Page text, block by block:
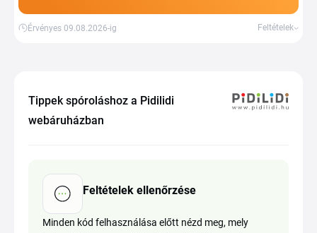
Érvényes 09.08.2026-ig Feltételek
Tippek spóroláshoz a Pidilidi
webáruházban
Feltételek ellenőrzése
Minden kód felhasználása előtt nézd meg, mely